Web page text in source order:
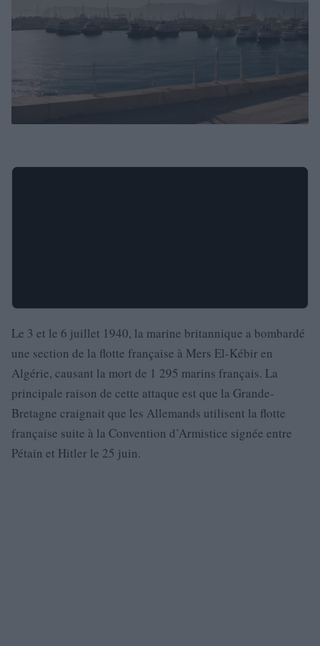
Le 3 et le 6 juillet 1940, la marine britannique a bombardé
une section de la flotte française à Mers El-Kébir en
Algérie, causant la mort de 1 295 marins français. La
principale raison de cette attaque est que la Grande-
Bretagne craignait que les Allemands utilisent la flotte
française suite à la Convention d’Armistice signée entre
Pétain et Hitler le 25 juin.